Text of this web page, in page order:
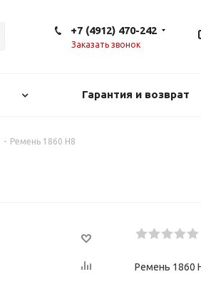
+7 (4912) 470-242
Заказать звонок
Гарантия и возврат
- Ремень 1860 Н8
Ремень 1860